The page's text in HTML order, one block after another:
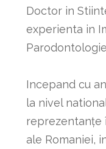
Doctor in
experienta in
Incepand cu
la nivel
reprezentanțe
ale Romaniei,